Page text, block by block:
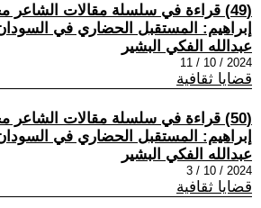
(49) قراءة في سلسلة مقالات الشاعر
إبراهيم: المستقبل الحضاري في السودان
عبدالله الفكي البشير
2024 / 10 / 11
قضايا ثقافية
(50) قراءة في سلسلة مقالات الشاعر
إبراهيم: المستقبل الحضاري في السودان
عبدالله الفكي البشير
2024 / 10 / 3
قضايا ثقافية